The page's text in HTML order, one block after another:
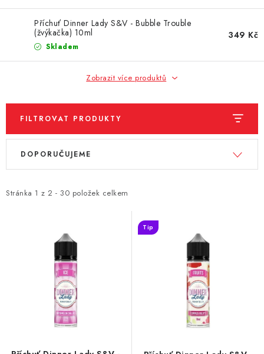
Příchuť Dinner Lady S&V - Bubble Trouble
(žvýkačka) 10ml
Skladem
349 Kč
Zobrazit více produktů
FILTROVAT PRODUKTY
V
i
Stránka 1 z 2 - 30 položek celkem
Ř
e
DOPORUČUJEME
Tip